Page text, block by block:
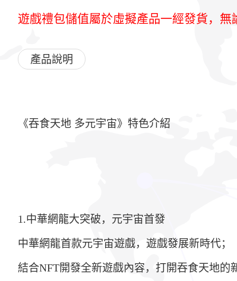
遊戲禮包儲值屬於虛擬產品一經發貨，
產品說明
《吞食天地 多元宇宙》特色介紹
1.中華網龍大突破，元宇宙首發
中華網龍首款元宇宙遊戲，遊戲發展新時代；
結合NFT開發全新遊戲內容，打開吞食天地的